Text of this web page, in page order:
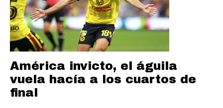
América invicto, el águila
vuela hacía a los cuartos de
final